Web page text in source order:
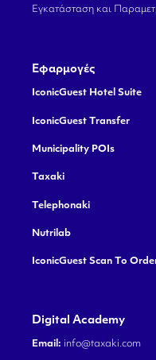
Εγκατάσταση και
Εφαρμογές
IconicGuest Hotel Suite
IconicGuest Transfer
Municipality POIs
Taxaki
Telephonaki
Nutrilab
IconicGuest Scan To
Digital Academy
Email: info@taxaki.com